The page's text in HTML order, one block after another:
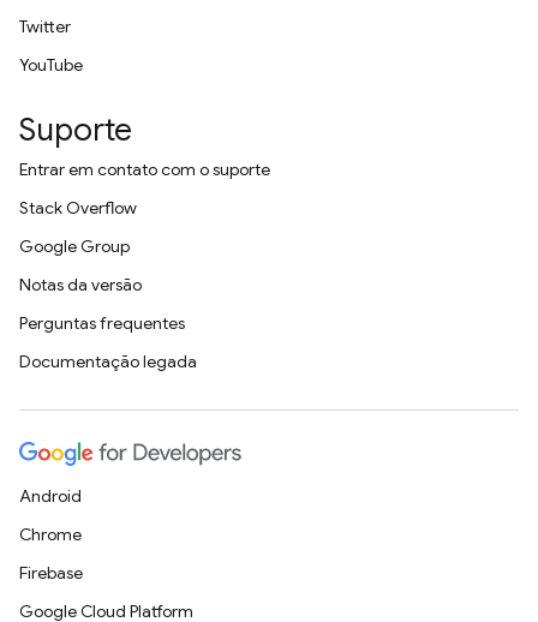
Twitter
YouTube
Suporte
Entrar em contato com o suporte
Stack Overflow
Google Group
Notas da versão
Perguntas frequentes
Documentação legada
Android
Chrome
Firebase
Google Cloud Platform